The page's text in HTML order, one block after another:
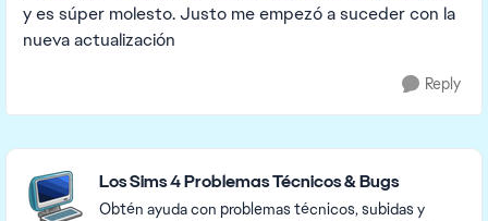
y es súper molesto. Justo me empezó a suceder con la
nueva actualización
Reply
Featured Places
Los Sims 4 Problemas Técnicos & Bugs
Obtén ayuda con problemas técnicos, subidas y